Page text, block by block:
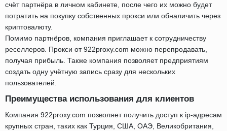
счёт партнёра в личном кабинете, после чего их можно будет
потратить на покупку собственных прокси или обналичить через
криптовалюту.
Помимо партнёров, компания приглашает к сотрудничеству
реселлеров. Прокси от 922proxy.com можно перепродавать,
получая прибыль. Также компания позволяет предприятиям
создать одну учётную запись сразу для нескольких
пользователей.
Преимущества использования для клиентов
Компания 922proxy.com позволяет получить доступ к ip-адресам
крупных стран, таких как Турция, США, ОАЭ, Великобритания,